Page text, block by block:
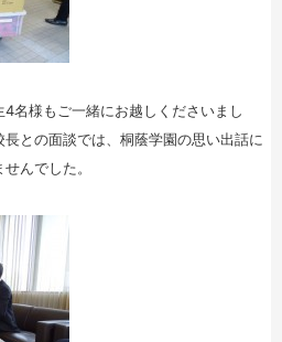
名様もご一緒にお越しくださいまし
との面談では、桐蔭学園の思い出話に
んでした。